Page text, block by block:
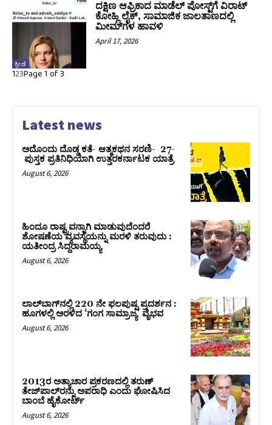
ಕ್ರೀಡೆ
ದಕ್ಷಿಣ ಆಫ್ರಿಕಾದ ಮಾಡೆಲ್‌ ಪೋಸ್ಟ್‌ಗೆ ವಿರಾಟ್‌
ಕೋಹ್ಲಿ ಲೈಕ್‌, ಸಾಮಾಜಿಕ ಜಾಲತಾಣದಲ್ಲಿ
ಮೀಮ್‌ಗಳ ಹಾವಳಿ
April 17, 2026
123Page 1 of 3
Latest news
ಅದೊಂದು ದೊಡ್ಡ ಕತೆ- ಆತ್ಮಕಥನ ಸರಣಿ- 27-
ಪುಸ್ತಕ ಪ್ರತಿನಿಧಿಯಾಗಿ ಉತ್ತರಕರ್ನಾಟಕ ಯಾತ್ರೆ
August 6, 2026
ಹಿಂದೂ ರಾಷ್ಟ್ರವನ್ನಾಗಿ ಮಾಡುವುದೆಂದರೆ
ಶೋಷಣೆಯ ವ್ಯವಸ್ಥೆಯನ್ನು ಮರಳಿ ತರುವುದು :
ಯತೀಂದ್ರ ಸಿದ್ದರಾಮಯ್ಯ
August 6, 2026
ಲಾಲ್‍ಬಾಗ್‍ನಲ್ಲಿ 220 ನೇ ಫಲಪುಷ್ಪ ಪ್ರದರ್ಶನ :
ಹೂಗಳಲ್ಲಿ ಅರಳಿದ ‘ಗಂಗ ಸಾಮ್ರಾಜ್ಯ’ ವೈಭವ
August 6, 2026
2013ರ ಅತ್ಯಾಚಾರ ಪ್ರಕರಣದಲ್ಲಿ ತರುಣ್
ತೇಜ್‌ಪಾಲ್‌ರನ್ನು ಅಪರಾಧಿ ಎಂದು ಘೋಷಿಸಿದ
ಬಾಂಬೆ ಹೈಕೋರ್ಟ್
August 6, 2026